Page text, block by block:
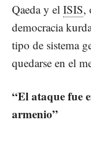
Qaeda y el ISIS,
democracia
tipo de sistema
quedarse en el
“El ataque fue
armenio”